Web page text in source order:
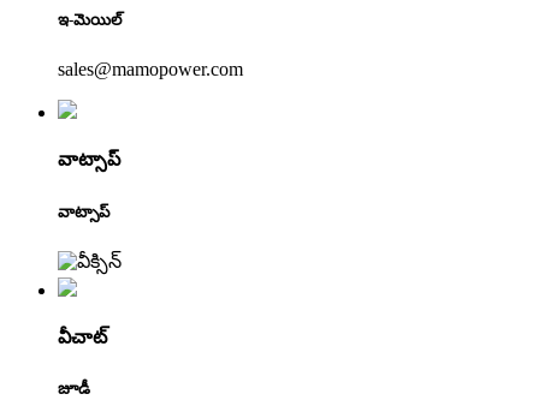
ఇ-మెయిల్
sales@mamopower.com
వాట్సాప్
వాట్సాప్
వీచాట్
జూడీ